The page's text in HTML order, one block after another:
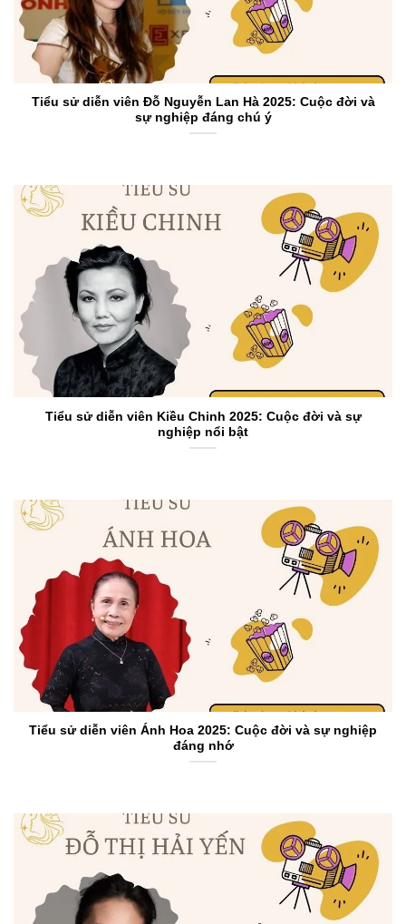
Tiểu sử diễn viên Đỗ Nguyễn Lan Hà 2025: Cuộc đời và
sự nghiệp đáng chú ý
Tiểu sử diễn viên Kiều Chinh 2025: Cuộc đời và sự
nghiệp nổi bật
Tiểu sử diễn viên Ánh Hoa 2025: Cuộc đời và sự nghiệp
đáng nhớ